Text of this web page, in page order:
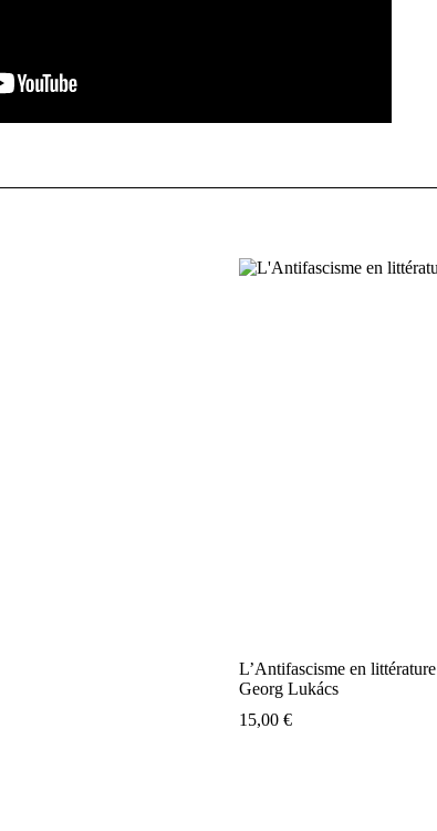
L’Antifascisme en littérature
Georg Lukács
15,00€